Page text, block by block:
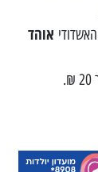
אוהד